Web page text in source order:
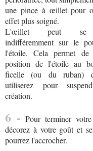
une pince à œillet pour
effet plus soigné.
L'œillet peut se
indifféremment sur le
l'étoile. Cela permet
position de l'étoile au
ficelle (ou du ruban)
utiliserez pour
création.
6 - Pour terminer
décorez à votre goût et
pourrez l'accrocher.